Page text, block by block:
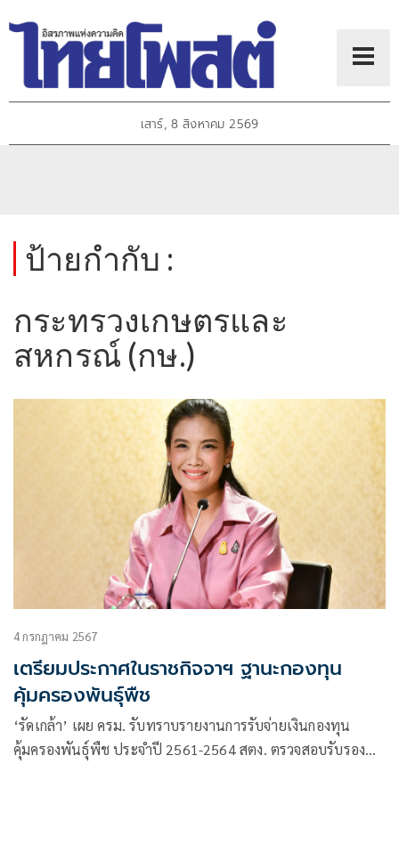
เสาร์, 8 สิงหาคม 2569
ป้ายกำกับ :
กระทรวงเกษตรและ
สหกรณ์ (กษ.)
4 กรกฎาคม 2567
เตรียมประกาศในราชกิจจาฯ ฐานะกองทุน
คุ้มครองพันธุ์พืช
‘รัดเกล้า’ เผย ครม. รับทราบรายงานการรับจ่ายเงินกองทุน
คุ้มครองพันธุ์พืช ประจำปี 2561-2564 สตง. ตรวจสอบรับรอง